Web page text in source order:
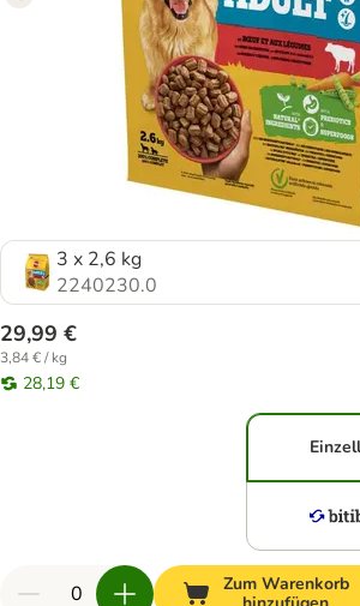
3 x 2,6 kg
2240230.0
29,99 €
3,84 € / kg
28,19 €
Zum Warenkorb